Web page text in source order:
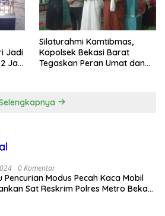
Jadi
Jadi
Silaturahmi Kamtibmas,
Kapolsek Bekasi Barat
Tegaskan Peran Umat dan
0 Komentar
Pencurian Modus Pecah Kaca Mobil
Sat Reskrim Polres Metro Bekasi